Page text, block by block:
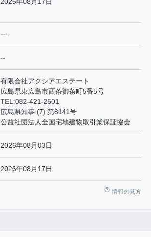
---
--
有限会社アクシアエステート
広島県東広島市西条御条町5番5号
TEL:082-421-2501
広島県知事 (7) 第8141号
公益社団法人全国宅地建物取引業保証協会
2026年08月03日
2026年08月17日
情報の見方